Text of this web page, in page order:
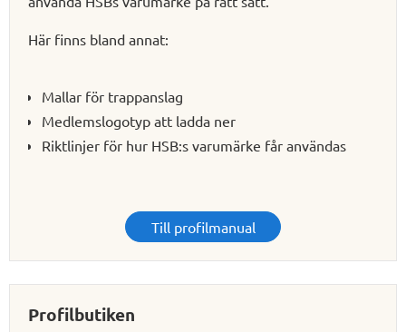
Här finns bland annat:
Mallar för trappanslag
Medlemslogotyp att ladda ner
Riktlinjer för hur HSB:s varumärke får användas
Till profilmanual
Profilbutiken